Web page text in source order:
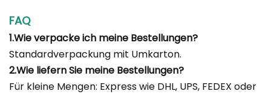
FAQ
1.Wie verpacke ich meine Bestellungen?
Standardverpackung mit Umkarton.
2.Wie liefern Sie meine Bestellungen?
Für kleine Mengen: Express wie DHL, UPS, FEDEX oder